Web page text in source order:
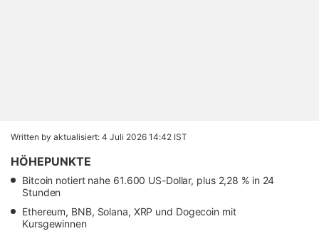
Written by aktualisiert: 4 Juli 2026 14:42 IST
HÖHEPUNKTE
Bitcoin notiert nahe 61.600 US-Dollar, plus 2,28 % in 24
Stunden
Ethereum, BNB, Solana, XRP und Dogecoin mit
Kursgewinnen